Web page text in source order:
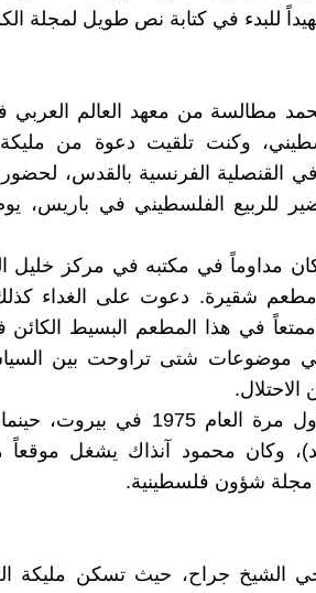
للبدء في كتابة نص طويل لمجلة
مطالسة من معهد العالم العربي
وكنت تلقيت دعوة من
القنصلية الفرنسية بالقدس،
للربيع الفلسطيني في باريس،
مداوماً في مكتبه في مركز خليل
مطعم شقيرة. دعوت على الغداء
ممتعاً في هذا المطعم البسيط
في موضوعات شتى تراوحت بين
الاحتلال.
التقيت محمود درويش أول مرة العام
وكان محمود آنذاك يشغل
مجلة شؤون فلسطينية.
الشيخ جراح، حيث تسكن مليكة